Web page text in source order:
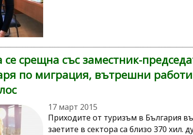
срещна със заместник-
по миграция, вътрешни
17 март 2015
Приходите от туризъм в България
заетите в сектора са близо 370 хил.